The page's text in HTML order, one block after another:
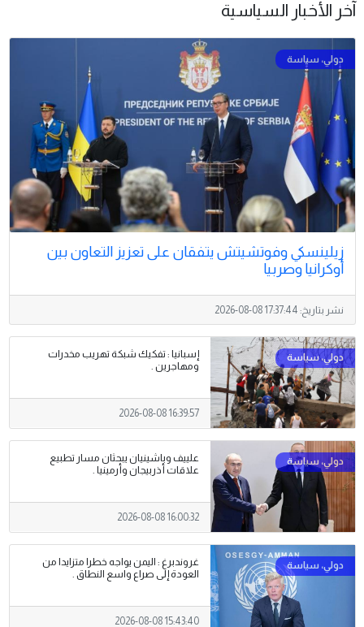
آخر الأخبار السياسية
زيلينسكي وفوتشيتش يتفقان على تعزيز التعاون بين
أوكرانيا وصربيا
نشر بتاريخ: 2026-08-08 17:37:44
إسبانيا : تفكيك شبكة تهريب مخدرات
ومهاجرين .
2026-08-08 16:39:57
علييف وباشينيان يبحثان مسار تطبيع
علاقات أذربيجان وأرمينيا .
2026-08-08 16:00:32
غروندبرغ : اليمن يواجه خطرا متزايدا من
العودة إلى صراع واسع النطاق .
2026-08-08 15:43:40